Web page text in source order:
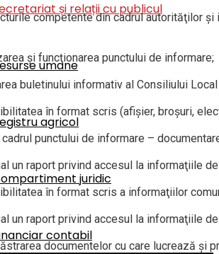
și relații cu publicul
umane
agricol
juridic
contabil
competente din cadrul autorităţilor
şi funcţionarea punctului de informare;
buletinului informativ al Consiliului
în format scris (afişier, broşuri,
punctului de informare –
un raport privind accesul la informaţiile
în format scris a informaţiilor
un raport privind accesul la informaţiile
documentelor cu care lucrează şi